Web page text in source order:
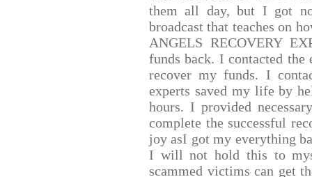
them all day, but I got
broadcast that teaches on
ANGELS RECOVERY
funds back. I contacted
recover my funds. I
experts saved my life by
hours. I provided
complete the successful
joy asI got my everything
I will not hold this to
scammed victims can get